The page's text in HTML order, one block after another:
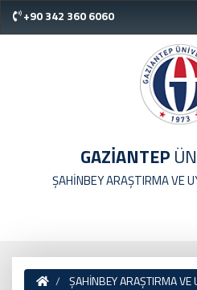
+90 342 360 6060
GAZİANTEP
ŞAHİNBEY ARAŞTIRMA VE
ŞAHİNBEY ARAŞTIRMA VE